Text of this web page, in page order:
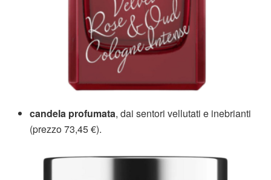
candela profumata, dai sentori vellutati e inebrianti
(prezzo 73,45 €).